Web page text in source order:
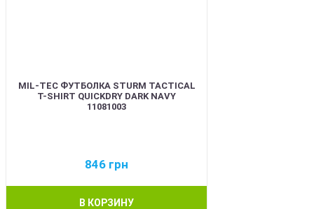
MIL-TEC ФУТБОЛКА STURM TACTICAL
T-SHIRT QUICKDRY DARK NAVY
11081003
846 грн
В КОРЗИНУ